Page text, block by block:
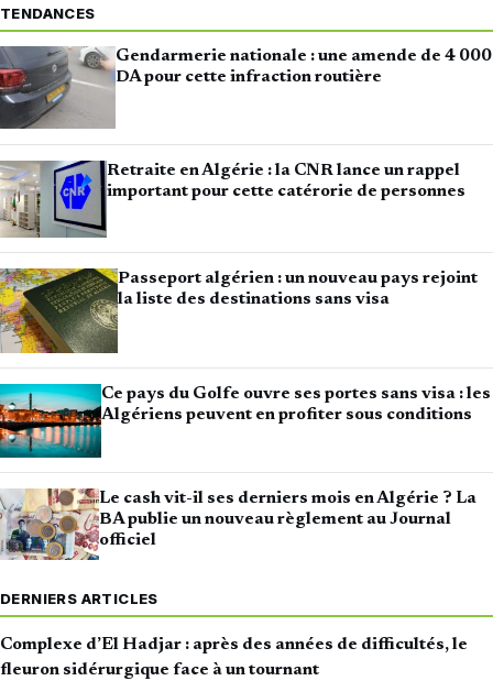
TENDANCES
Gendarmerie nationale : une amende de 4 000
DA pour cette infraction routière
Retraite en Algérie : la CNR lance un rappel
important pour cette catérorie de personnes
Passeport algérien : un nouveau pays rejoint
la liste des destinations sans visa
Ce pays du Golfe ouvre ses portes sans visa : les
Algériens peuvent en profiter sous conditions
Le cash vit-il ses derniers mois en Algérie ? La
BA publie un nouveau règlement au Journal
officiel
DERNIERS ARTICLES
Complexe d’El Hadjar : après des années de difficultés, le
fleuron sidérurgique face à un tournant